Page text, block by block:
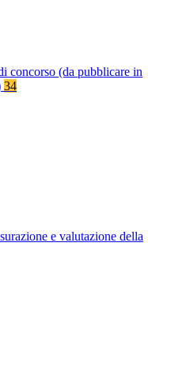
concorso (da pubblicare in
34
e valutazione della